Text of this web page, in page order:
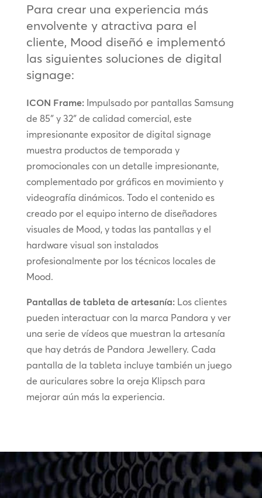
Para crear una experiencia más
envolvente y atractiva para el
cliente, Mood diseñó e implementó
las siguientes soluciones de digital
signage:
ICON Frame:Impulsado por pantallas Samsung
de 85″ y 32″ de calidad comercial, este
impresionante expositor de digital signage
muestra productos de temporada y
promocionales con un detalle impresionante,
complementado por gráficos en movimiento y
videografía dinámicos. Todo el contenido es
creado por el equipo interno de diseñadores
visuales de Mood, y todas las pantallas y el
hardware visual son instalados
profesionalmente por los técnicos locales de
Mood.
Pantallas de tableta de artesanía:Los clientes
pueden interactuar con la marca Pandora y ver
una serie de vídeos que muestran la artesanía
que hay detrás de Pandora Jewellery. Cada
pantalla de la tableta incluye también un juego
de auriculares sobre la oreja Klipsch para
mejorar aún más la experiencia.